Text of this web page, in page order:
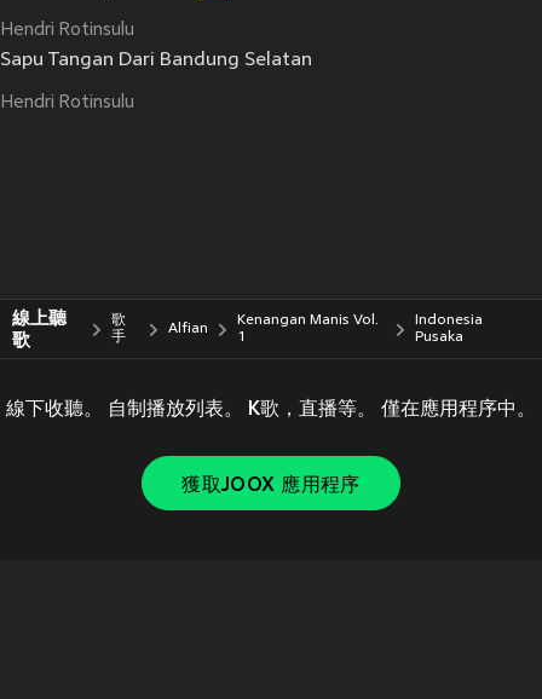
Hendri Rotinsulu
Sapu Tangan Dari Bandung Selatan
Hendri Rotinsulu
線上聽
歌
歌
手
Alfian
Kenangan Manis Vol.
1
Indonesia
Pusaka
線下收聽。 自制播放列表。 K歌，直播等。 僅在應用程序中。
獲取JOOX 應用程序